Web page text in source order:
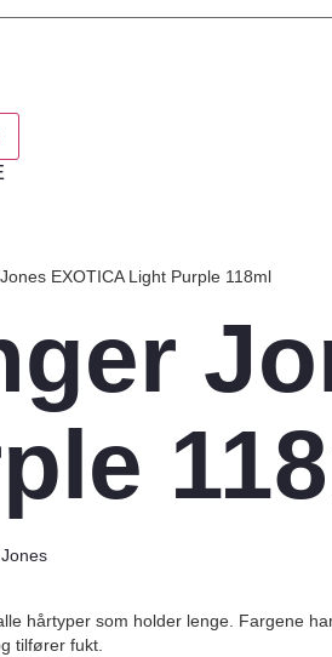
EXOTICA Light Purple 118ml
hårtyper som holder lenge. Fargene
tilfører fukt.